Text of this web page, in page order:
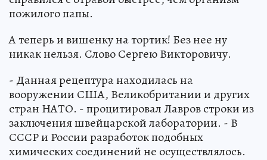
пожилого папы.
А теперь и вишенку на тортик! Без нее ну
никак нельзя. Слово Сергею Викторовичу.
- Данная рецептура находилась на
вооружении США, Великобритании и других
стран НАТО. - процитировал Лавров строки из
заключения швейцарской лаборатории. - В
СССР и России разработок подобных
химических соединений не осуществлялось.